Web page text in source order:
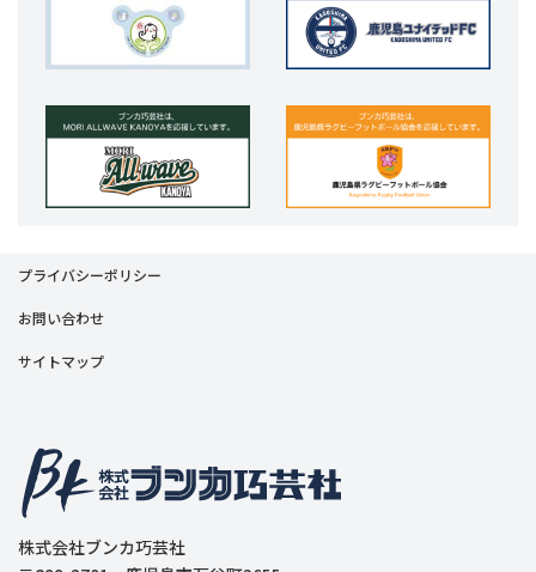
プライバシーポリシー
お問い合わせ
サイトマップ
株式会社ブンカ巧芸社